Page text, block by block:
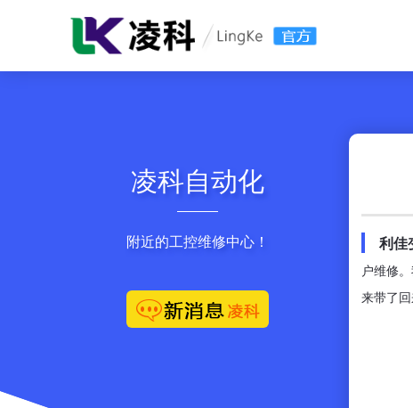
凌科自动化
附近的工控维修中心！ 利佳
户维修
来带了回